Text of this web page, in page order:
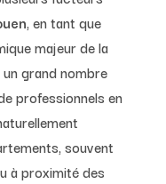
, en tant que
majeur de la
grand nombre
professionnels en
souvent
à proximité des